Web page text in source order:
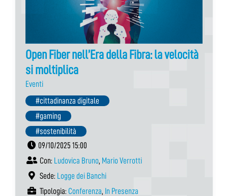
Open Fiber nell’Era della Fibra: la velocità
si moltiplica
Eventi
#cittadinanza digitale
#gaming
#sostenibilità
09/10/2025 15:00
Con: Ludovica Bruno, Mario Verrotti
Sede: Logge dei Banchi
Tipologia: Conferenza, In Presenza